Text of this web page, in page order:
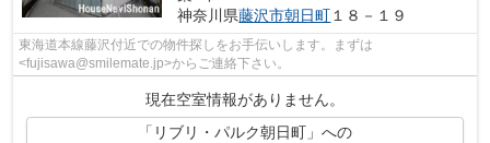
神奈川県藤沢市朝日町１８－１９
東海道本線藤沢付近での物件探しをお手伝いします。まずは
<fujisawa@smilemate.jp>からご連絡下さい。
現在空室情報がありません。
「リブリ・パルク朝日町」への